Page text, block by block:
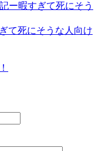
ー暇すぎて死にそう
て死にそうな人向け